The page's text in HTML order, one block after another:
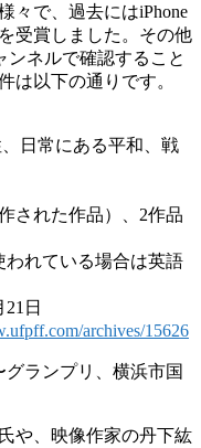
々で、過去にはiPhone
受賞しました。その他
ンネルで確認すること
は以下の通りです。
日常にある平和、戦
された作品）、2作品
れている場合は英語
日
archives/15626
ランプリ、横浜市国
や、映像作家の丹下紘